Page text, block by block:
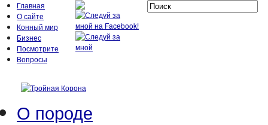
Главная
О сайте
Конный мир
Бизнес
Посмотрите
Вопросы
О породе